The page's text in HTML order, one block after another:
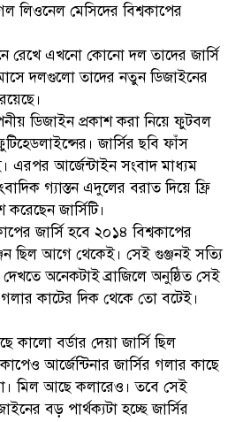
লিওনেল মেসিদের বিশ্বকাপের
রেখে এখনো কোনো দল তাদের জার্সি
দলগুলো তাদের নতুন ডিজাইনের
ডিজাইন প্রকাশ করা নিয়ে ফুটবল
জার্সির ছবি ফাঁস
এরপর আর্জেন্টাইন সংবাদ মাধ্যম
গ্যাস্তন এদুলের বরাত দিয়ে ফ্রি
করেছেন জার্সিটি।
জার্সি হবে ২০১৪ বিশ্বকাপের
ছিল আগে থেকেই। সেই গুঞ্জনই সত্যি
অনেকটাই ব্রাজিলে অনুষ্ঠিত সেই
কাটের দিক থেকে তো বটেই।
কালো বর্ডার দেয়া জার্সি ছিল
আর্জেন্টিনার জার্সির গলার কাছে
মিল আছে কলারেও। তবে সেই
বড় পার্থক্যটা হচ্ছে জার্সির